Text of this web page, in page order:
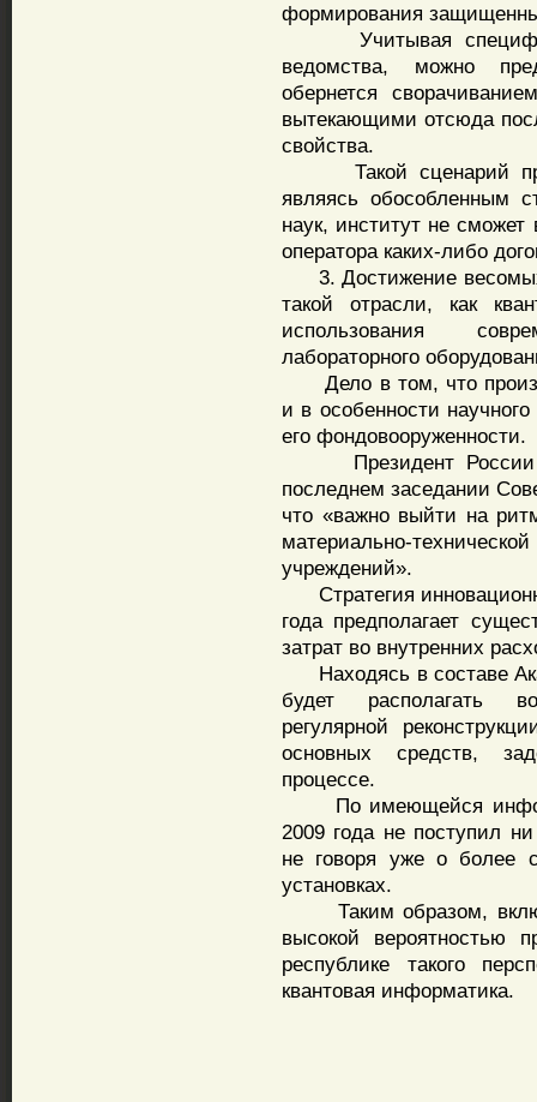
формирования
Учитывая специфику
ведомства, можно
обернется
вытекающими отсюда
свойства.
Такой сценарий
являясь обособленным
наук, институт не сможет
оператора каких-либо
3. Достижение весомых
такой отрасли, как
использования
лабораторного
Дело в том, что
и в особенности
его фондовооруженности.
Президент России
последнем заседании
что «важно выйти на
материально-
учреждений».
Стратегия
года предполагает
затрат во внутренних
Находясь в составе
будет располагать
регулярной
основных средств,
процессе.
По имеющейся
2009 года не поступил
не говоря уже о более
установках.
Таким образом,
высокой вероятностью
республике такого
квантовая информатика.